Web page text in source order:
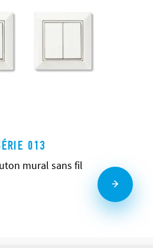
013
mural sans fil